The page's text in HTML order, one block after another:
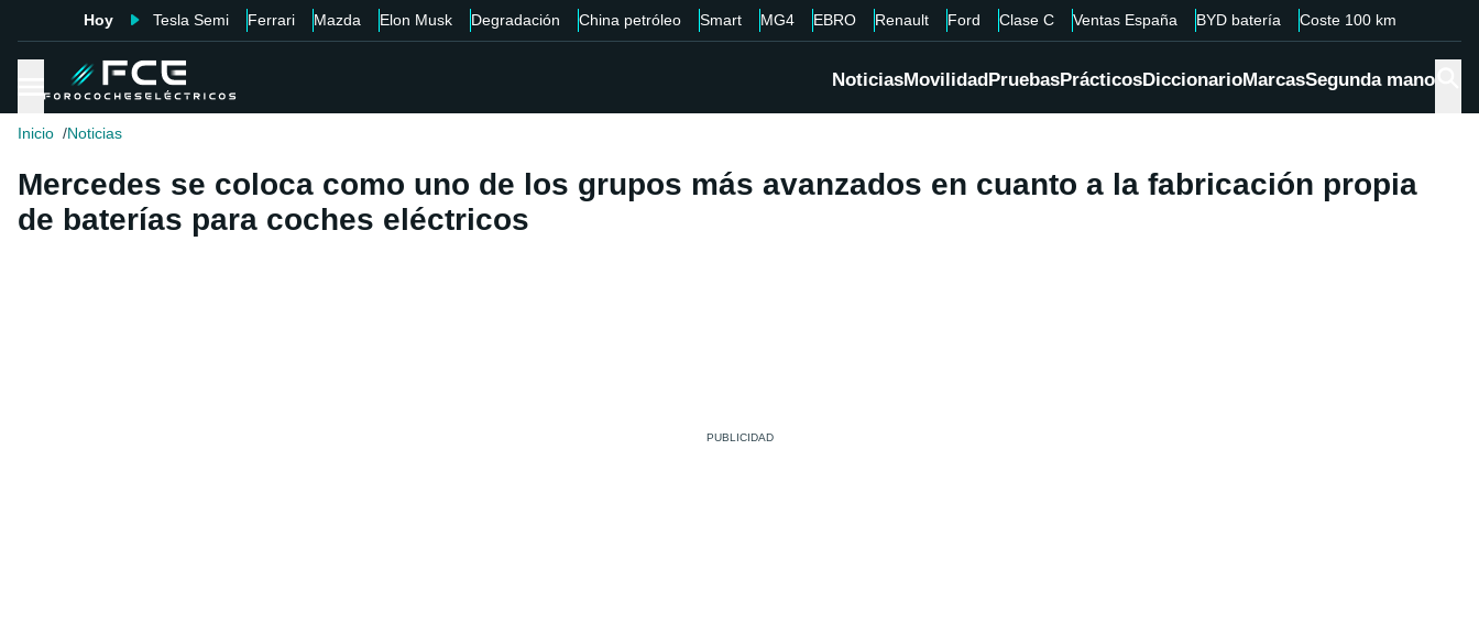
Hoy Tesla Semi Ferrari Mazda Elon Musk Degradación China petróleo Smart MG4 EBRO Renault Ford Clase C Ventas España BYD batería Coste 100 km
NoticiasMovilidadPruebasPrácticosDiccionarioMarcasSegunda mano
Inicio Noticias
Mercedes se coloca como uno de los grupos más avanzados en cuanto a la fabricación propia
de baterías para coches eléctricos